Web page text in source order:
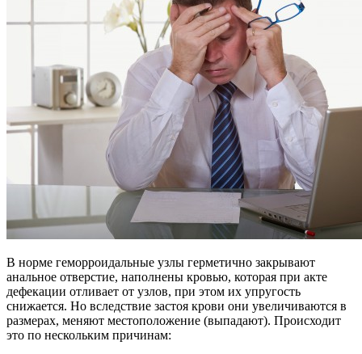
В норме геморроидальные узлы герметично закрывают
анальное отверстие, наполнены кровью, которая при акте
дефекации отливает от узлов, при этом их упругость
снижается. Но вследствие застоя крови они увеличиваются в
размерах, меняют местоположение (выпадают). Происходит
это по нескольким причинам: